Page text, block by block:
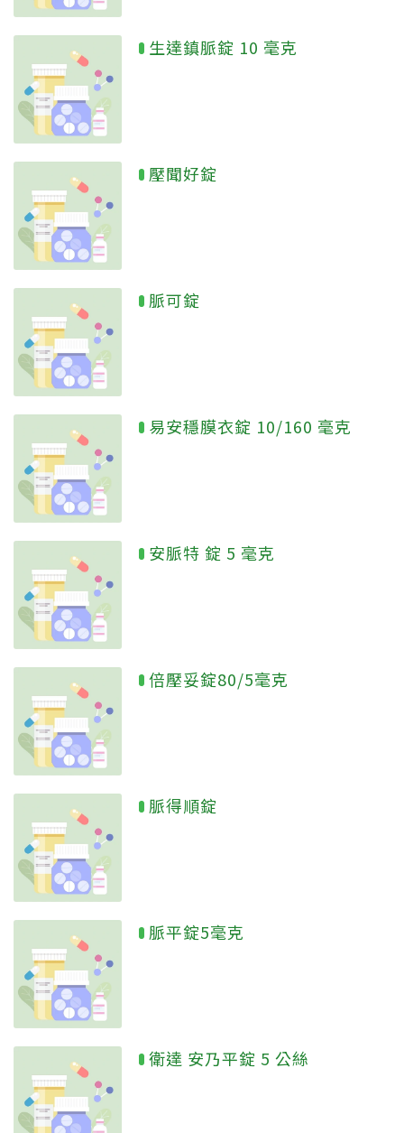
生達鎮脈錠 10 毫克
壓聞好錠
脈可錠
易安穩膜衣錠 10/160 毫克
安脈特 錠 5 毫克
倍壓妥錠80/5毫克
脈得順錠
脈平錠5毫克
衛達 安乃平錠 5 公絲